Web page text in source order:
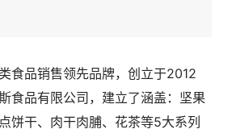
食品销售领先品牌，创立于2012
食品有限公司，建立了涵盖：坚果
饼干、肉干肉脯、花茶等5大系列